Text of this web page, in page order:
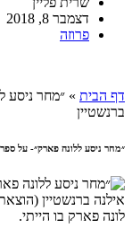
דצמבר 8, 2018
פרוזה
דף הבית » ״מחר ניסע
ברנשטיין
״מחר ניסע ללונה פארק״- על
אילנה ברנשטיין
לונה פארק בו הייתי.